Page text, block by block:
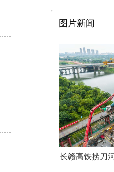
图片新闻
长赣高铁捞刀